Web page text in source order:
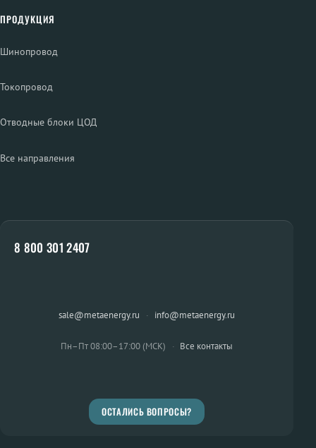
ПРОДУКЦИЯ
Шинопровод
Токопровод
Отводные блоки ЦОД
Все направления
8 800 301 2407
sale@metaenergy.ru · info@metaenergy.ru
Пн–Пт 08:00–17:00 (МСК) · Все контакты
ОСТАЛИСЬ ВОПРОСЫ?